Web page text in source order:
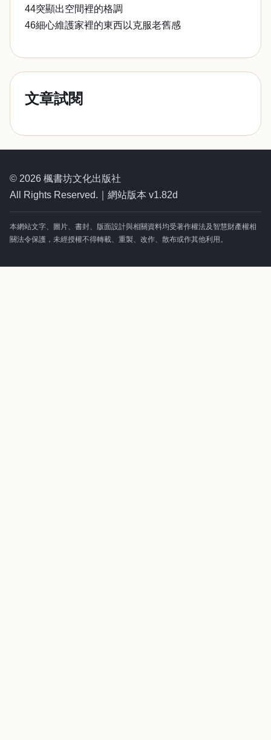
44突顯出空間裡的格調
46細心維護家裡的東西以克服老舊感
文章試閱
© 2026 楓書坊文化出版社
All Rights Reserved.｜網站版本 v1.82d
本網站文字、圖片、書封、版面設計與相關資料均受著作權法及智慧財產權相
關法令保護，未經授權不得轉載、重製、改作、散布或作其他利用。